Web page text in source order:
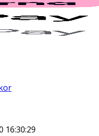
16:30:29